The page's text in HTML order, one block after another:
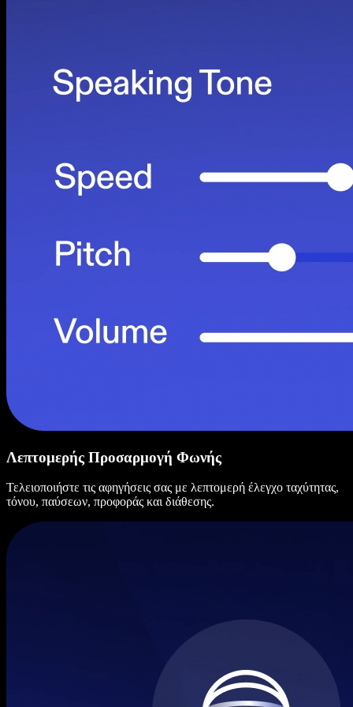
Λεπτομερής Προσαρμογή Φωνής
Τελειοποιήστε τις αφηγήσεις σας με λεπτομερή έλεγχο ταχύτητας,
τόνου, παύσεων, προφοράς και διάθεσης.